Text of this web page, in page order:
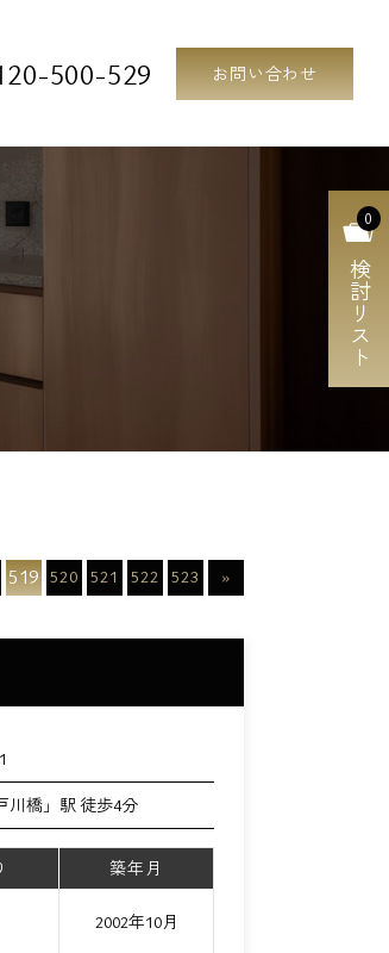
500-529 お問い合わせ
0
検討リスト
519 520 521 522 523 »
川橋」駅 徒歩4分
築年月
2002年10月